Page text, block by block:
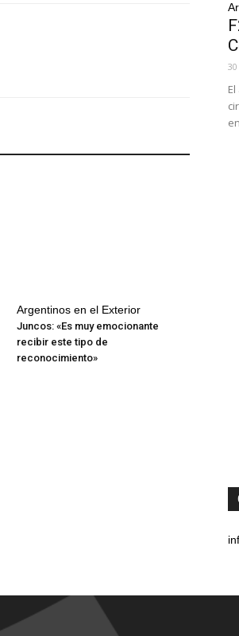
Argentinos en el Exterior
Juncos: «Es muy emocionante
recibir este tipo de
reconocimiento»